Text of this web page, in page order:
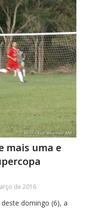
mais uma e
de 2016
domingo (6), a